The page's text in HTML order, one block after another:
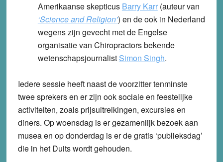
Amerikaanse skepticus Barry Karr(auteur van
‘Science and Religion’) en de ook in Nederland
wegens zijn gevecht met de Engelse
organisatie van Chiropractors bekende
wetenschapsjournalist Simon Singh.
Iedere sessie heeft naast de voorzitter tenminste
twee sprekers en er zijn ook sociale en feestelijke
activiteiten, zoals prijsuitreikingen, excursies en
diners. Op woensdag is er gezamenlijk bezoek aan
musea en op donderdag is er de gratis ‘publieksdag’
die in het Duits wordt gehouden.